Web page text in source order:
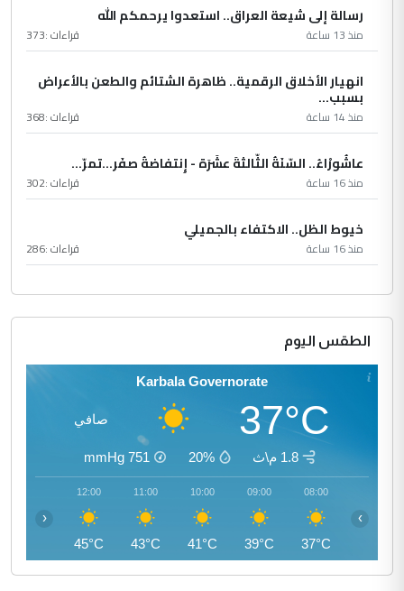
رسالة إلى شيعة العراق.. استعدوا يرحمكم الله
منذ 13 ساعة قراءات :373
انهيار الأخلاق الرقمية.. ظاهرة الشتائم والطعن بالأعراض
بسبب...
منذ 14 ساعة قراءات :368
عاشُورْاءُ.. السّنَةُ الثّالثةَ عشَرَة - إِنتفاضةُ صفَر…تمرّ...
منذ 16 ساعة قراءات :302
خيوط الظل.. الاكتفاء بالجميلي
منذ 16 ساعة قراءات :286
الطقس اليوم
Karbala Governorate
37°C صافي
1.8 م\ث 20%
751
mmHg
08:00
37°C
09:00
39°C
10:00
41°C
11:00
43°C
12:00
45°C
‹ ›